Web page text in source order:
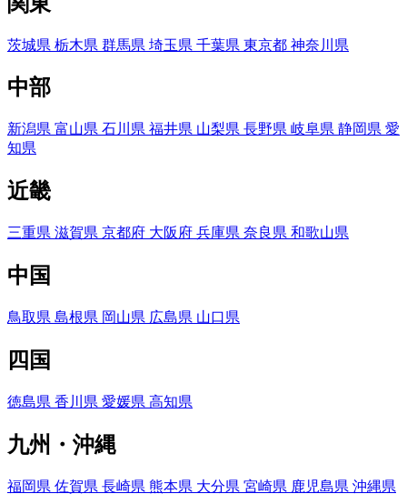
茨城県 栃木県 群馬県 埼玉県 千葉県 東京都 神奈川県
中部
新潟県 富山県 石川県 福井県 山梨県 長野県 岐阜県 静岡県 愛
知県
近畿
三重県 滋賀県 京都府 大阪府 兵庫県 奈良県 和歌山県
中国
鳥取県 島根県 岡山県 広島県 山口県
四国
徳島県 香川県 愛媛県 高知県
九州・沖縄
福岡県 佐賀県 長崎県 熊本県 大分県 宮崎県 鹿児島県 沖縄県